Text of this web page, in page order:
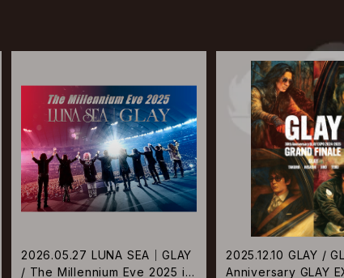
2026.05.27 LUNA SEA｜GLAY
/ The Millennium Eve 2025 in
2025.12.10 GLAY /
Anniversary GLAY